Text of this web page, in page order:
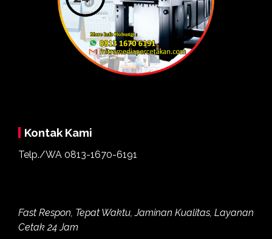
Kontak Kami
Telp./WA 0813-1670-6191
Fast Respon, Tepat Waktu, Jaminan Kualitas, Layanan
Cetak 24 Jam